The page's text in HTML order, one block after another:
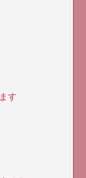
す